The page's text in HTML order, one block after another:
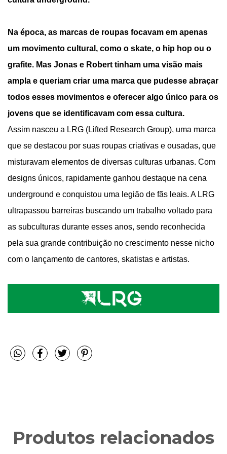
Na época, as marcas de roupas focavam em apenas
um movimento cultural, como o skate, o hip hop ou o
grafite. Mas Jonas e Robert tinham uma visão mais
ampla e queriam criar uma marca que pudesse abraçar
todos esses movimentos e oferecer algo único para os
jovens que se identificavam com essa cultura.
Assim nasceu a LRG (Lifted Research Group), uma marca
que se destacou por suas roupas criativas e ousadas, que
misturavam elementos de diversas culturas urbanas. Com
designs únicos, rapidamente ganhou destaque na cena
underground e conquistou uma legião de fãs leais. A LRG
ultrapassou barreiras buscando um trabalho voltado para
as subculturas durante esses anos, sendo reconhecida
pela sua grande contribuição no crescimento nesse nicho
com o lançamento de cantores, skatistas e artistas.
Produtos relacionados